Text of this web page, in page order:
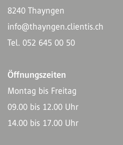
8240 Thayngen
info@thayngen.clientis.ch
Tel. 052 645 00 50
Öffnungszeiten
Montag bis Freitag
09.00 bis 12.00 Uhr
14.00 bis 17.00 Uhr